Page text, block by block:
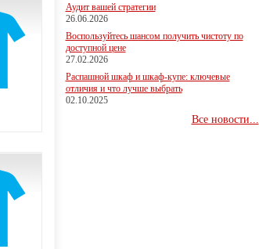
Аудит вашей стратегии
26.06.2026
Воспользуйтесь шансом получить чистоту по
доступной цене
27.02.2026
Распашной шкаф и шкаф-купе: ключевые
отличия и что лучше выбрать
02.10.2025
Все новости...